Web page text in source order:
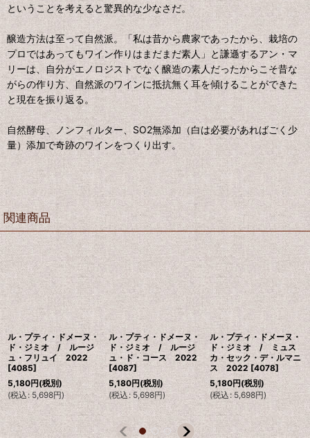
ということを考えると驚異的な少なさだ。
醸造⽅法は⾄って⾃然派。「私は昔から農家であったから、栽培の
プロではあってもワイン作りはまだまだ素⼈」と謙遜するアン・マ
リーは、⾃分がエノロジストでなく醸造の素⼈だったからこそ昔な
がらの作り⽅、⾃然派のワインに抵抗無く⽿を傾けることができた
と現在を振り返る。
⾃然酵⺟、ノンフィルター、SO2無添加（⽩は必要があればごく少
量）添加で奇跡のワインをつくり出す。
関連商品
ル・プティ・ドメーヌ・
ド・ジミオ / ルージ
ュ・フリュイ 2022
[4085]
5,180円(税別)
(税込: 5,698円)
ル・プティ・ドメーヌ・
ド・ジミオ / ルージ
ュ・ド・コース 2022
[4087]
5,180円(税別)
(税込 : 5,698円)
ル・プティ・ドメーヌ・
ド・ジミオ / ミュス
カ・セック・デ・ルマニ
ス 2022 [4078]
5,180円(税別)
(税込 : 5,698円)